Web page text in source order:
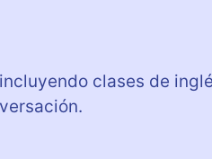
clases de